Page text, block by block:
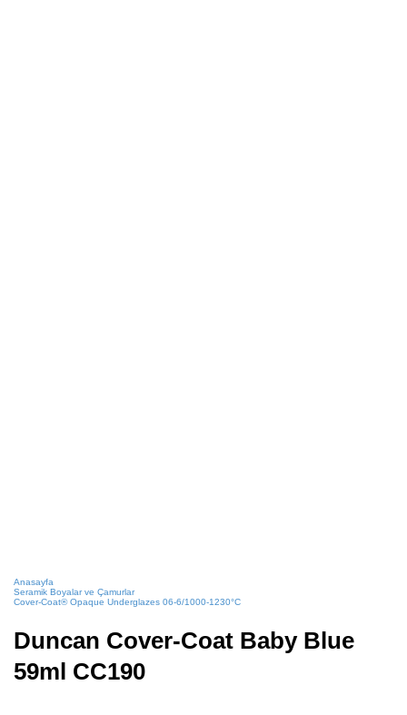
Anasayfa
Seramik Boyalar ve Çamurlar
Cover-Coat® Opaque Underglazes 06-6/1000-1230°C
Duncan Cover-Coat Baby Blue
59ml CC190